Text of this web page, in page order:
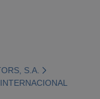
S.A.